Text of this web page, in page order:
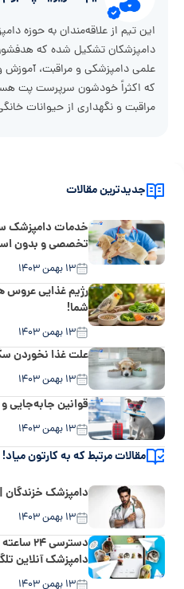
این تیم از علاقه‌مندان به حوزه
دامپزشکان تشکیل شده که
علمی دامپزشکی و مراقبت،
که اکثراً خودشون سرپرست پت
مراقبت و نگهداری از حیوانات
جدیدترین مقالات
خدمات دامپزشک
تخصصی و بدون
۱۳ بهمن ۱۴۰۳
رژیم غذایی عروس
شما!
۱۳ بهمن ۱۴۰۳
علت غذا
۱۳ بهمن ۱۴۰۳
قوانین جابه‌جایی
۱۳ بهمن ۱۴۰۳
مقالات مرتبط که به کارتون میاد!
دامپزشک خزندگان
۱۳ بهمن ۱۴۰۳
دسترسی
دامپزشک آنلاین
۱۳ بهمن ۱۴۰۳